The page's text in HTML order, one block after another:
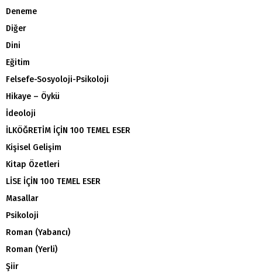
Deneme
Diğer
Dini
Eğitim
Felsefe-Sosyoloji-Psikoloji
Hikaye – Öykü
İdeoloji
İLKÖĞRETİM İÇİN 100 TEMEL ESER
Kişisel Gelişim
Kitap Özetleri
LİSE İÇİN 100 TEMEL ESER
Masallar
Psikoloji
Roman (Yabancı)
Roman (Yerli)
Şiir